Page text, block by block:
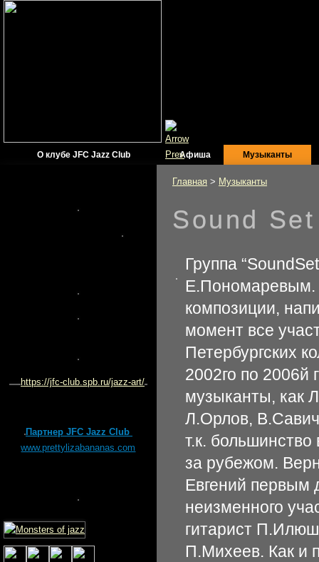
О клубе JFC Jazz Club Афиша Музыканты
https://jfc-club.spb.ru/jazz-art/
Партнер JFC Jazz Club
www.prettylizabananas.com
Главная > Музыканты
Sound Set
Группа
Е.Пономаревым.
композиции,
момент все
Петербургских
2002го по 2006й
музыканты, как
Л.Орлов,
т.к.
за рубежом.
Евгений первым
неизменного
гитарист
П.Михеев. Как и